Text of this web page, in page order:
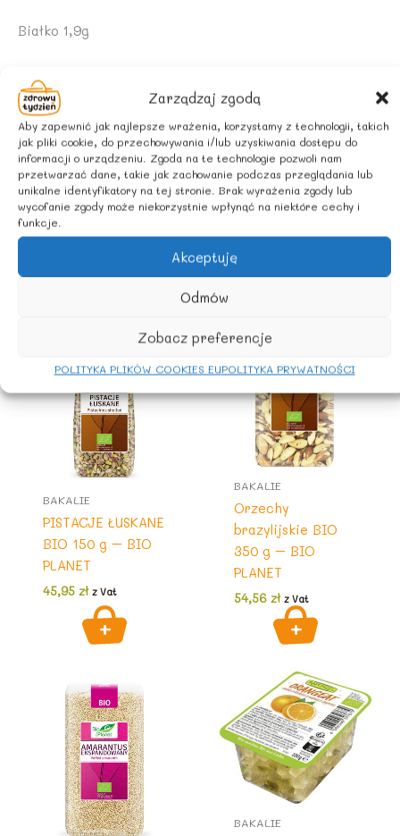
Zarządzaj zgodą
Aby zapewnić jak najlepsze wrażenia, korzystamy z technologii, takich
jak pliki cookie, do przechowywania i/lub uzyskiwania dostępu do
informacji o urządzeniu. Zgoda na te technologie pozwoli nam
przetwarzać dane, takie jak zachowanie podczas przeglądania lub
unikalne identyfikatory na tej stronie. Brak wyrażenia zgody lub
wycofanie zgody może niekorzystnie wpłynąć na niektóre cechy i
funkcje.
Akceptuję
Odmów
Zobacz preferencje
POLITYKA PLIKÓW COOKIES EUPOLITYKA PRYWATNOŚCI
Białko 1,9g
WARUNKI PRZECHOWYWANIA
Przechowywać w suchym i chłodnym miejscu
Rolnictwo Polska
Podobne produkty
BAKALIE
PISTACJE ŁUSKANE
BIO 150 g – BIO
PLANET
45,95 zł z Vat
BAKALIE
Orzechy
brazylijskie BIO
350 g – BIO
PLANET
54,56 zł z Vat
BAKALIE